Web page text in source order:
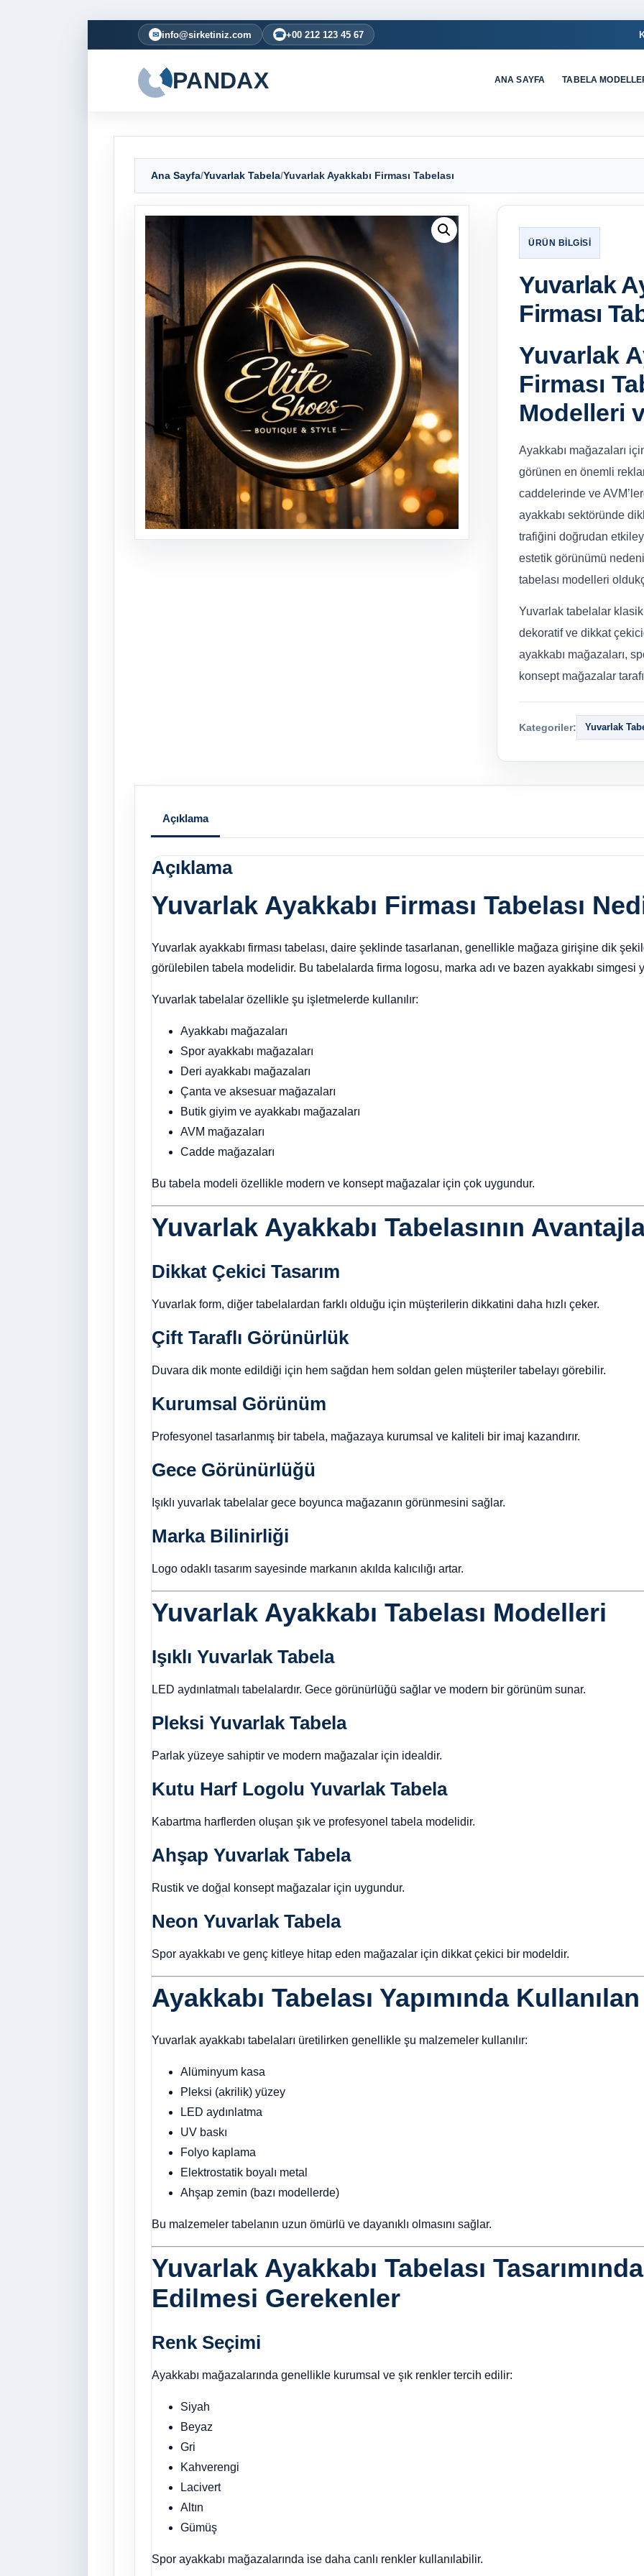
✉ info@sirketiniz.com ☎+00 212 123 45 67
PANDAX ANA SAYFA TABELA
Ana Sayfa/Yuvarlak Tabela/Yuvarlak Ayakkabı Firması Tabelası
Yuvarlak
Firması
Yuvarlak
Firması
Modelleri
Ayakkabı mağazaları
görünen en önemli
caddelerinde ve
ayakkabı sektöründe
trafiğini doğrudan
estetik görünümü
tabelası modelleri
Yuvarlak tabelalar
dekoratif ve dikkat
ayakkabı mağazaları,
konsept mağazalar
Kategoriler: Yuvarlak
Açıklama
Açıklama
Yuvarlak Ayakkabı Firması Tabelası
Yuvarlak ayakkabı firması tabelası, daire şeklinde tasarlanan, genellikle mağaza girişine dik
görülebilen tabela modelidir. Bu tabelalarda firma logosu, marka adı ve bazen ayakkabı simgesi
Yuvarlak tabelalar özellikle şu işletmelerde kullanılır:
Ayakkabı mağazaları
Spor ayakkabı mağazaları
Deri ayakkabı mağazaları
Çanta ve aksesuar mağazaları
Butik giyim ve ayakkabı mağazaları
AVM mağazaları
Cadde mağazaları
Bu tabela modeli özellikle modern ve konsept mağazalar için çok uygundur.
Yuvarlak Ayakkabı Tabelasının
Dikkat Çekici Tasarım
Yuvarlak form, diğer tabelalardan farklı olduğu için müşterilerin dikkatini daha hızlı çeker.
Çift Taraflı Görünürlük
Duvara dik monte edildiği için hem sağdan hem soldan gelen müşteriler tabelayı görebilir.
Kurumsal Görünüm
Profesyonel tasarlanmış bir tabela, mağazaya kurumsal ve kaliteli bir imaj kazandırır.
Gece Görünürlüğü
Işıklı yuvarlak tabelalar gece boyunca mağazanın görünmesini sağlar.
Marka Bilinirliği
Logo odaklı tasarım sayesinde markanın akılda kalıcılığı artar.
Yuvarlak Ayakkabı Tabelası Modelleri
Işıklı Yuvarlak Tabela
LED aydınlatmalı tabelalardır. Gece görünürlüğü sağlar ve modern bir görünüm sunar.
Pleksi Yuvarlak Tabela
Parlak yüzeye sahiptir ve modern mağazalar için idealdir.
Kutu Harf Logolu Yuvarlak Tabela
Kabartma harflerden oluşan şık ve profesyonel tabela modelidir.
Ahşap Yuvarlak Tabela
Rustik ve doğal konsept mağazalar için uygundur.
Neon Yuvarlak Tabela
Spor ayakkabı ve genç kitleye hitap eden mağazalar için dikkat çekici bir modeldir.
Ayakkabı Tabelası Yapımında
Yuvarlak ayakkabı tabelaları üretilirken genellikle şu malzemeler kullanılır:
Alüminyum kasa
Pleksi (akrilik) yüzey
LED aydınlatma
UV baskı
Folyo kaplama
Elektrostatik boyalı metal
Ahşap zemin (bazı modellerde)
Bu malzemeler tabelanın uzun ömürlü ve dayanıklı olmasını sağlar.
Yuvarlak Ayakkabı Tabelası
Edilmesi Gerekenler
Renk Seçimi
Ayakkabı mağazalarında genellikle kurumsal ve şık renkler tercih edilir:
Siyah
Beyaz
Gri
Kahverengi
Lacivert
Altın
Gümüş
Spor ayakkabı mağazalarında ise daha canlı renkler kullanılabilir.